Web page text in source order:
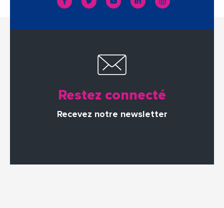
Restez connecté
Recevez notre newsletter